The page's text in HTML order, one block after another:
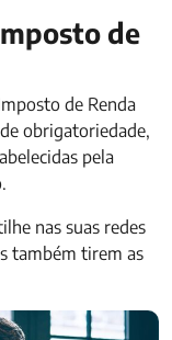
de
de Renda
obrigatoriedade,
pela
nas suas redes
também tirem as